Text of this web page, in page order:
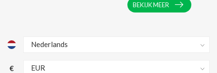
BEKIJK MEER
€